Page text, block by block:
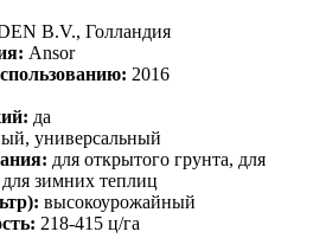
B.V., Голландия
Ansor
2016
да
универсальный
для открытого грунта, для
зимних теплиц
высокоурожайный
218-415 ц/га